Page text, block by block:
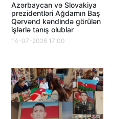
Azərbaycan və Slovakiya
prezidentləri Ağdamın Baş
Qərvənd kəndində görülən
işlərlə tanış olublar
14-07-2026 17:00